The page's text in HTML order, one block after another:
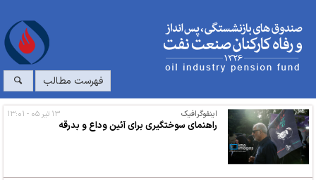
فهرست مطالب
اینفوگرافیک
راهنمای سوختگیری برای آئین وداع و بدرقه
۱۳ تیر ۰۵ - ۱۳:۰۱